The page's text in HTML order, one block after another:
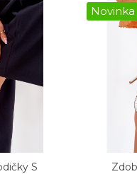
S
Novinka